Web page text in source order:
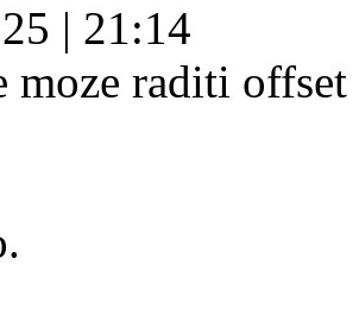
| 21:14
moze raditi